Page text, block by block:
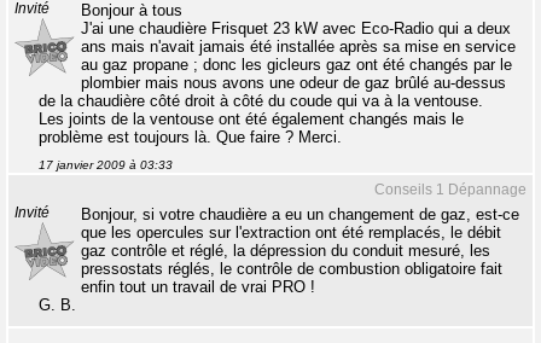
Invité
Bonjour à tous
J'ai une chaudière Frisquet 23 kW avec Eco-Radio qui a deux
ans mais n'avait jamais été installée après sa mise en service
au gaz propane ; donc les gicleurs gaz ont été changés par le
plombier mais nous avons une odeur de gaz brûlé au-dessus
de la chaudière côté droit à côté du coude qui va à la ventouse.
Les joints de la ventouse ont été également changés mais le
problème est toujours là. Que faire ? Merci.
17 janvier 2009 à 03:33
Conseils 1 Dépannage
Invité
Bonjour, si votre chaudière a eu un changement de gaz, est-ce
que les opercules sur l'extraction ont été remplacés, le débit
gaz contrôle et réglé, la dépression du conduit mesuré, les
pressostats réglés, le contrôle de combustion obligatoire fait
enfin tout un travail de vrai PRO !
G. B.